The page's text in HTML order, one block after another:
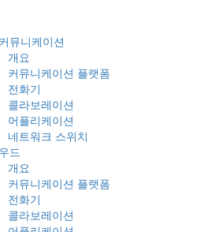
뮤니케이션
개요
커뮤니케이션 플랫폼
전화기
콜라보레이션
어플리케이션
네트워크 스위치
드
개요
커뮤니케이션 플랫폼
전화기
콜라보레이션